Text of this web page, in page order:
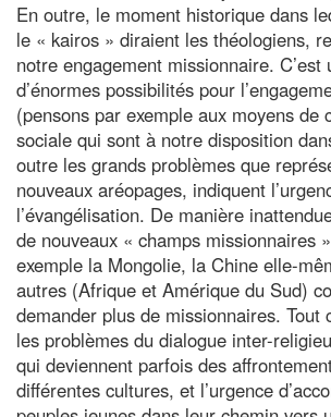
En outre, le moment historique dans
le « kairos » diraient les théologiens,
notre engagement missionnaire. C’est
d’énormes possibilités pour
(pensons par exemple aux moyens de
sociale qui sont à notre disposition
outre les grands problèmes que
nouveaux aréopages, indiquent
l’évangélisation. De manière
de nouveaux « champs missionnaires
exemple la Mongolie, la Chine elle-
autres (Afrique et Amérique du Sud)
demander plus de missionnaires. Tout
les problèmes du dialogue inter-
qui deviennent parfois des
différentes cultures, et l’urgence